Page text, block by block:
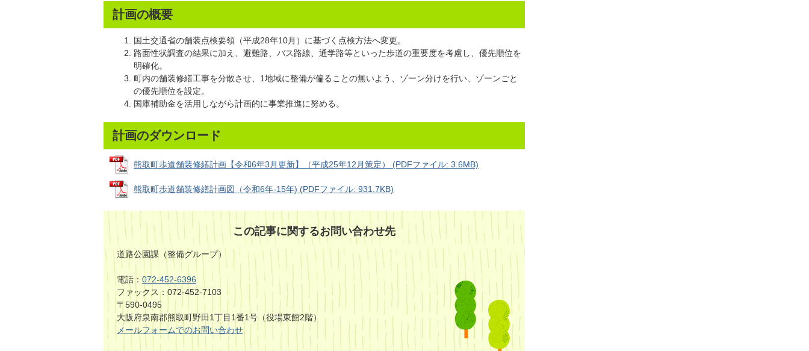
計画の概要
国土交通省の舗装点検要領（平成28年10月）に基づく点検方法へ変更。
路面性状調査の結果に加え、避難路、バス路線、通学路等といった歩道の重要度を考慮し、優先順位を
明確化。
町内の舗装修繕工事を分散させ、1地域に整備が偏ることの無いよう、ゾーン分けを行い、ゾーンごと
の優先順位を設定。
国庫補助金を活用しながら計画的に事業推進に努める。
計画のダウンロード
熊取町歩道舗装修繕計画【令和6年3月更新】（平成25年12月策定） (PDFファイル: 3.6MB)
熊取町歩道舗装修繕計画図（令和6年-15年) (PDFファイル: 931.7KB)
この記事に関するお問い合わせ先
道路公園課（整備グループ）
電話： 072-452-6396
ファックス：072-452-7103
〒590-0495
大阪府泉南郡熊取町野田1丁目1番1号（役場東館2階）
メールフォームでのお問い合わせ